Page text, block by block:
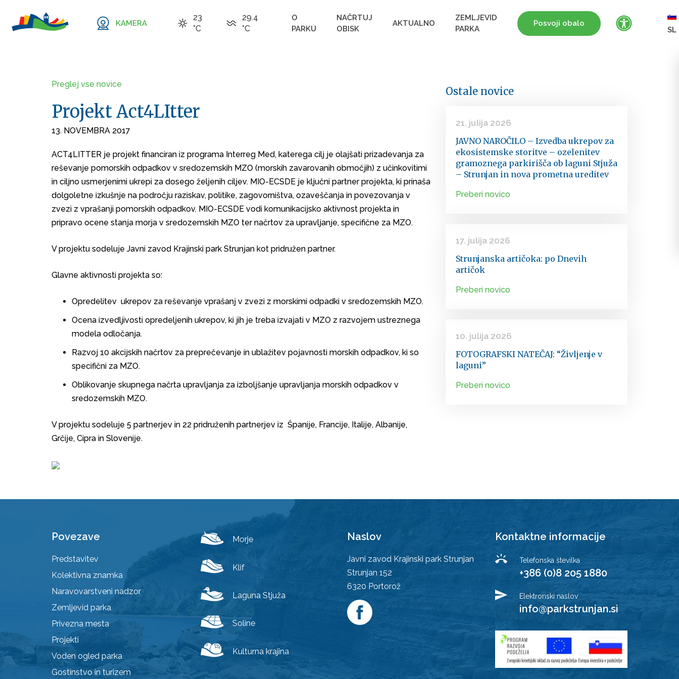
KAMERA
23
°C
29.4
°C
O
PARKU
NAČRTUJ
OBISK
AKTUALNO
ZEMLJEVID
PARKA
Posvoji obalo
SL
Preglej vse novice
Projekt Act4LItter
13. NOVEMBRA 2017
ACT4LITTER je projekt financiran iz programa Interreg Med, katerega cilj je olajšati prizadevanja za
reševanje pomorskih odpadkov v sredozemskih MZO (morskih zavarovanih območjih) z učinkovitimi
in ciljno usmerjenimi ukrepi za dosego željenih ciljev. MIO-ECSDE je ključni partner projekta, ki prinaša
dolgoletne izkušnje na področju raziskav, politike, zagovorništva, ozaveščanja in povezovanja v
zvezi z vprašanji pomorskih odpadkov. MIO-ECSDE vodi komunikacijsko aktivnost projekta in
pripravo ocene stanja morja v sredozemskih MZO ter načrtov za upravljanje, specifične za MZO.
V projektu sodeluje Javni zavod Krajinski park Strunjan kot pridružen partner.
Glavne aktivnosti projekta so:
Opredelitev ukrepov za reševanje vprašanj v zvezi z morskimi odpadki v sredozemskih MZO.
Ocena izvedljivosti opredeljenih ukrepov, ki jih je treba izvajati v MZO z razvojem ustreznega
modela odločanja.
Razvoj 10 akcijskih načrtov za preprečevanje in ublažitev pojavnosti morskih odpadkov, ki so
specifični za MZO.
Oblikovanje skupnega načrta upravljanja za izboljšanje upravljanja morskih odpadkov v
sredozemskih MZO.
V projektu sodeluje 5 partnerjev in 22 pridruženih partnerjev iz Španije, Francije, Italije, Albanije,
Grčije, Cipra in Slovenije.
Ostale novice
21. julija 2026
JAVNO NAROČILO – Izvedba ukrepov za
ekosistemske storitve – ozelenitev
gramoznega parkirišča ob laguni Stjuža
– Strunjan in nova prometna ureditev
Preberi novico
17. julija 2026
Strunjanska artičoka: po Dnevih
artičok
Preberi novico
10. julija 2026
FOTOGRAFSKI NATEČAJ: “Življenje v
laguni”
Preberi novico
Povezave
Predstavitev
Kolektivna znamka
Naravovarstveni nadzor
Zemljevid parka
Privezna mesta
Projekti
Voden ogled parka
Gostinstvo in turizem
Morje
Klif
Laguna Stjuža
Soline
Kulturna krajina
Naslov
Javni zavod Krajinski park Strunjan
Strunjan 152
6320 Portorož
Kontaktne informacije
Telefonska številka
+386 (0)8 205 1880
Elektronski naslov
info@parkstrunjan.si